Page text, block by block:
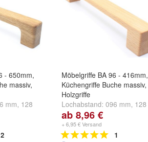
- 650mm,
massiv,
mm, 128
2
Möbelgriffe BA 96 - 416mm,
Küchengriffe Buche massiv,
Holzgriffe
Lochabstand: 096 mm, 128
mm ,160 mmund
ab 8,96 €
+ 6,95 € Versand
1